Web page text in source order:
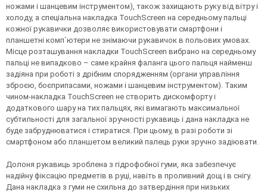
ножами і шанцевим інструментом), також захищають руку від вітру і
холоду, а спеціальна накладка TouchScreen на середньому пальці
кожної рукавички дозволяє використовувати смартфони і
планшетні комп`ютери не знімаючи рукавичок в польових умовах.
Місце розташування накладки TouchScreen вибрано на середньому
пальці не випадково – саме крайня фаланга цього пальця найменш
задіяна при роботі з дрібним спорядженням (органи управління
зброєю, боєприпасами, ножами і шанцевим інструментом). Таким
чином-накладка TouchScreen не створить дискомфорту і
додаткового шару на тих пальцях, які вимагають максимальної
субтильності для загальної зручності рукавиць і дана накладка не
буде забруднюватися і стиратися. При цьому, в разі роботи зі
смартфоном або планшетом великий палець руки зручно задіювати.
Долоня рукавиць зроблена з гідрофобної гуми, яка забезпечує
надійну фіксацію предметів в руці, навіть в проливний дощ і в снігу.
Дана накладка з гуми не схильна до затвердіння при низьких